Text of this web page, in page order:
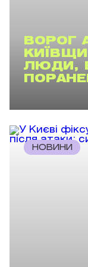
ВОРОГ
ЛЮДИ,
НОВИНИ